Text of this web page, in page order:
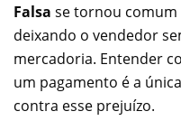
Falsa se tornou comum
deixando o vendedor
mercadoria. Entender
um pagamento é a
contra esse prejuízo.